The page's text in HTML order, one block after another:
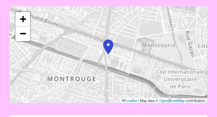
+
−
Leaflet|Map data ©OpenStreetMapcontributors